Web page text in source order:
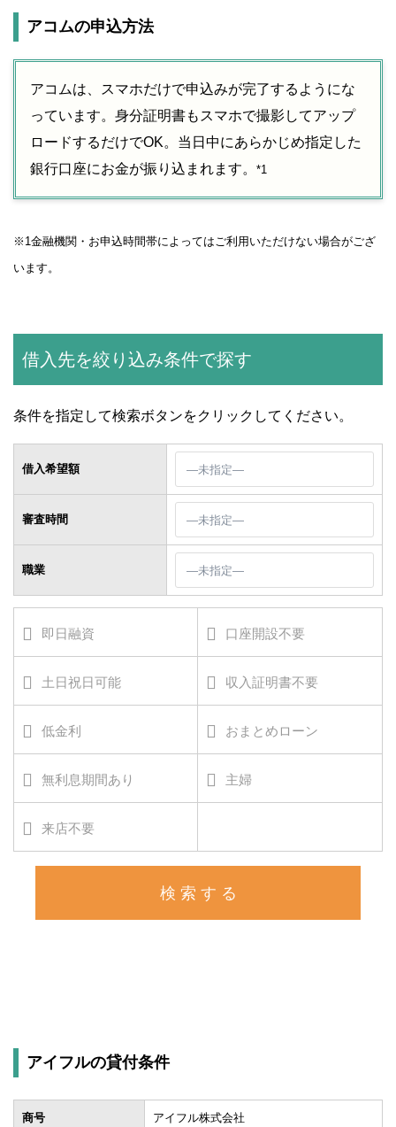
アコムの申込方法
アコムは、スマホだけで申込みが完了するようにな
っています。身分証明書もスマホで撮影してアップ
ロードするだけでOK。当日中にあらかじめ指定した
銀行口座にお金が振り込まれます。 *1
※1金融機関・お申込時間帯によってはご利用いただけない場合がござ
います。
借入先を絞り込み条件で探す
条件を指定して検索ボタンをクリックしてください。
借入希望額
審査時間
職業
即日融資 口座開設不要
土日祝日可能 収入証明書不要
低金利 おまとめローン
無利息期間あり 主婦
来店不要
アイフルの貸付条件
商号 アイフル株式会社